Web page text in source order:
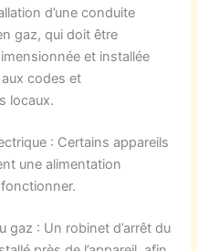
d’une conduite
gaz, qui doit être
et installée
codes et
locaux.
: Certains appareils
une alimentation
gaz : Un robinet d’arrêt du